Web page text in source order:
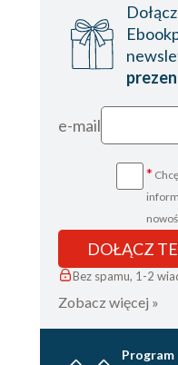
e-mail
*
DOŁĄCZ
Bez spamu, 1-2
Zobacz więcej »